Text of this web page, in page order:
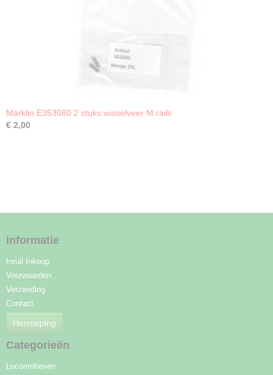
Märklin E353080 2 stuks wisselveer M rails
€ 2,00
Informatie
Inruil Inkoop
Voorwaarden
Verzending
Contact
Herroeping
Categorieën
Locomotieven